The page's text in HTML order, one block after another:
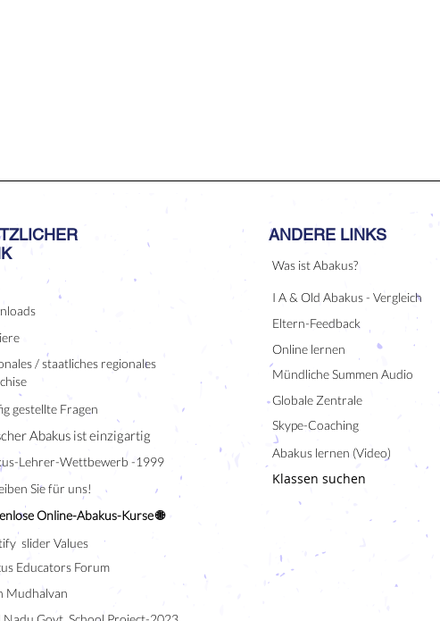
/ staatliches regionales
gestellte Fragen
Abakus ist einzigartig
Lehrer-Wettbewerb -1999
Sie für uns!
Online-Abakus-Kurse 🌐
slider Values
Educators Forum
Mudhalvan
ANDERE LINKS
Was ist Abakus?
I A & Old Abakus - Vergleich
Eltern-Feedback
Online lernen
Mündliche Summen Audio
Globale Zentrale
Skype-Coaching
Abakus lernen (Video)
Klassen suchen